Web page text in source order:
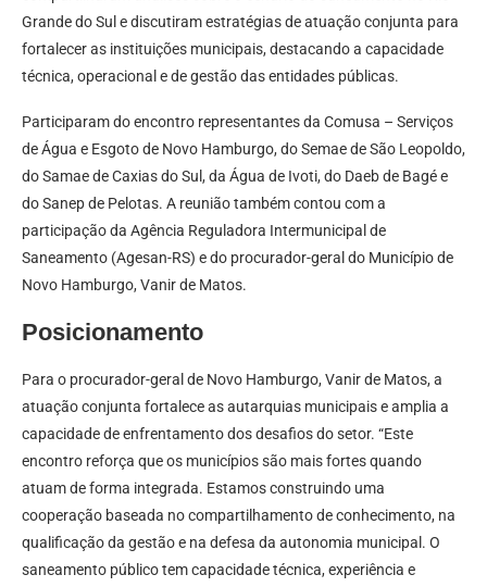
Grande do Sul e discutiram estratégias de atuação conjunta para
fortalecer as instituições municipais, destacando a capacidade
técnica, operacional e de gestão das entidades públicas.
Participaram do encontro representantes da Comusa – Serviços
de Água e Esgoto de Novo Hamburgo, do Semae de São Leopoldo,
do Samae de Caxias do Sul, da Água de Ivoti, do Daeb de Bagé e
do Sanep de Pelotas. A reunião também contou com a
participação da Agência Reguladora Intermunicipal de
Saneamento (Agesan-RS) e do procurador-geral do Município de
Novo Hamburgo, Vanir de Matos.
Posicionamento
Para o procurador-geral de Novo Hamburgo, Vanir de Matos, a
atuação conjunta fortalece as autarquias municipais e amplia a
capacidade de enfrentamento dos desafios do setor. “Este
encontro reforça que os municípios são mais fortes quando
atuam de forma integrada. Estamos construindo uma
cooperação baseada no compartilhamento de conhecimento, na
qualificação da gestão e na defesa da autonomia municipal. O
saneamento público tem capacidade técnica, experiência e